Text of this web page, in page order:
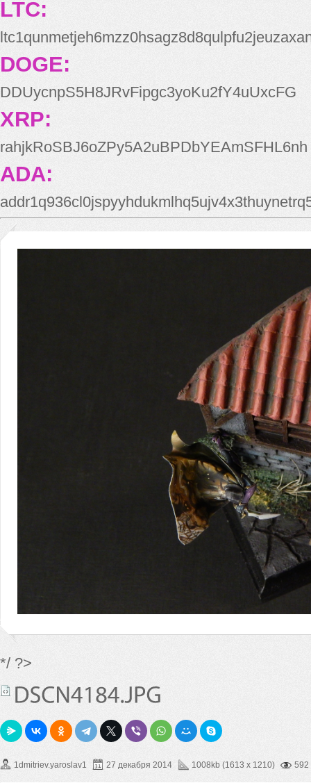
LTC:
DOGE:
DDUycnpS5H8JRvFipgc3yoKu2fY4uUxcFG
XRP:
rahjkRoSBJ6oZPy5A2uBPDbYEAmSFHL6nh
ADA:
*/ ?>
1dmitriev.yaroslav1 27 декабря 2014 1008kb (1613 x 1210) 592